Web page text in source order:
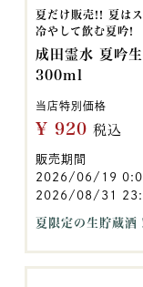
夏だけ販売!! 夏はス
冷やして飲む夏吟!
成田霊水 夏吟
300ml
当店特別価格
¥ 920 税込
販売期間
2026/06/19
2026/08/31
夏限定の生貯蔵酒